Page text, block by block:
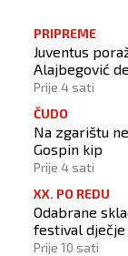
PRIPREME
Juventus
Alajbegović
Prije 4 sati
ČUDO
Na zgarištu
Gospin kip
Prije 4 sati
XX. PO REDU
Odabrane
festival dječje
Prije 10 sati